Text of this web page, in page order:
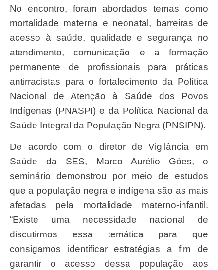
No encontro, foram abordados temas como
mortalidade materna e neonatal, barreiras de
acesso à saúde, qualidade e segurança no
atendimento, comunicação e a formação
permanente de profissionais para práticas
antirracistas para o fortalecimento da Política
Nacional de Atenção à Saúde dos Povos
Indígenas (PNASPI) e da Política Nacional da
Saúde Integral da População Negra (PNSIPN).
De acordo com o diretor de Vigilância em
Saúde da SES, Marco Aurélio Góes, o
seminário demonstrou por meio de estudos
que a população negra e indígena são as mais
afetadas pela mortalidade materno-infantil.
“Existe uma necessidade nacional de
discutirmos essa temática para que
consigamos identificar estratégias a fim de
garantir o acesso dessa população aos